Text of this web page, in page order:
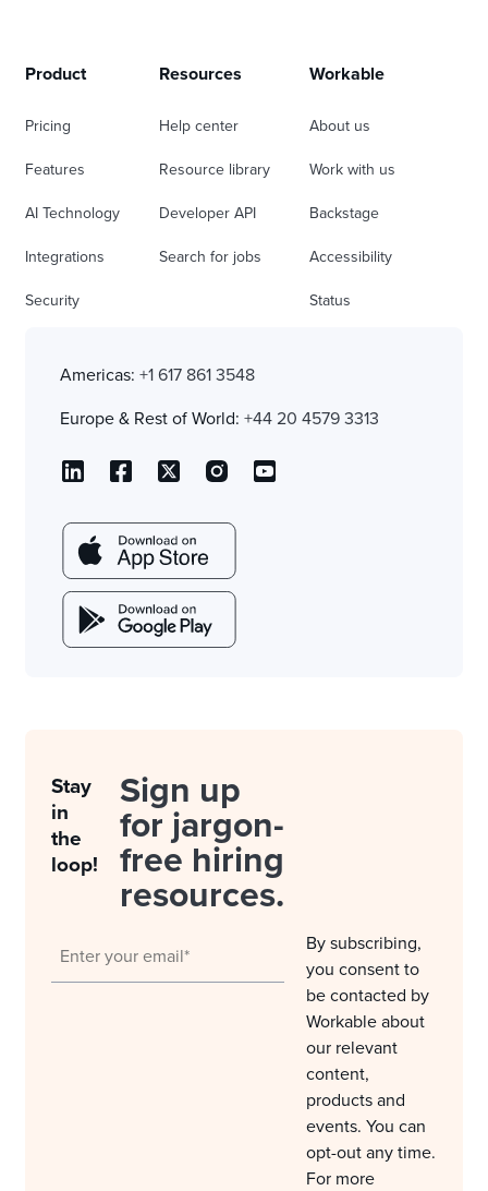
Product
Pricing
Features
AI Technology
Integrations
Security
Resources
Help center
Resource library
Developer API
Search for jobs
Workable
About us
Work with us
Backstage
Accessibility
Status
Americas: +1 617 861 3548
Europe & Rest of World: +44 20 4579 3313
Stay
in
the
loop!
Sign up
for jargon-
free hiring
resources.
By subscribing,
you consent to
be contacted by
Workable about
our relevant
content,
products and
events. You can
opt-out any time.
For more